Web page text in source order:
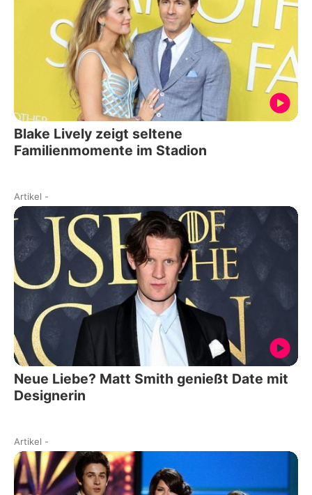
Blake Lively zeigt seltene
Familienmomente im Stadion
Artikel -
Neue Liebe? Matt Smith genießt Date mit
Designerin
Artikel -